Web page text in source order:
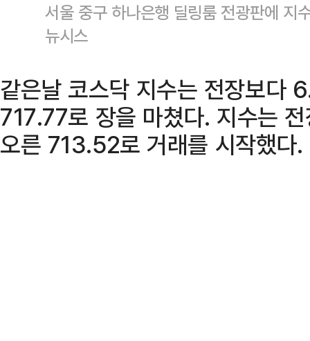
서울 중구 하나은행 딜링룸 전광판에
뉴시스
같은날 코스닥 지수는 전장보
717.77로 장을 마쳤다. 지수는
오른 713.52로 거래를 시작했다.